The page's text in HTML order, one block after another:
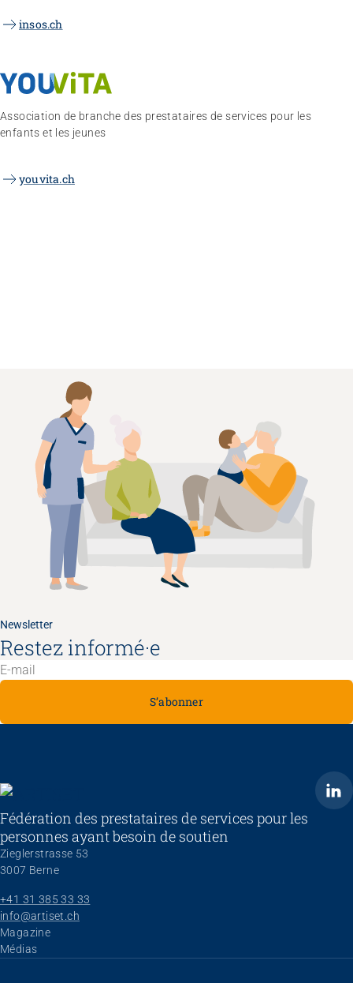
insos.ch
Association de branche des prestataires de services pour les
enfants et les jeunes
youvita.ch
Newsletter
Restez informé·e
S’abonner
ARTISET
Fédération des prestataires de services pour les
personnes ayant besoin de soutien
Zieglerstrasse 53
3007 Berne
+41 31 385 33 33
info@artiset.ch
Aller au contenu
Magazine
Médias